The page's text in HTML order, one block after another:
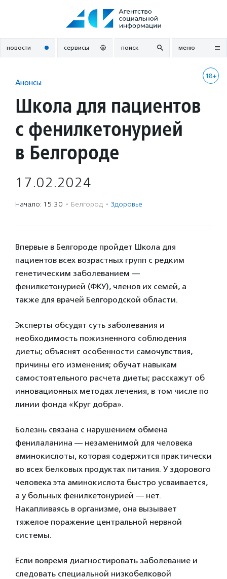
новости сервисы поиск меню
18+
Анонсы
Школа для пациентов
с фенилкетонурией
в Белгороде
17.02.2024
Начало: 15:30 · Белгород · Здоровье
Впервые в Белгороде пройдет Школа для
пациентов всех возрастных групп с редким
генетическим заболеванием —
фенилкетонурией (ФКУ), членов их семей, а
также для врачей Белгородской области.
Эксперты обсудят суть заболевания и
необходимость пожизненного соблюдения
диеты; объяснят особенности самочувствия,
причины его изменения; обучат навыкам
самостоятельного расчета диеты; расскажут об
инновационных методах лечения, в том числе по
линии фонда «Круг добра».
Болезнь связана с нарушением обмена
фенилаланина — незаменимой для человека
аминокислоты, которая содержится практически
во всех белковых продуктах питания. У здорового
человека эта аминокислота быстро усваивается,
а у больных фенилкетонурией — нет.
Накапливаясь в организме, она вызывает
тяжелое поражение центральной нервной
системы.
Если вовремя диагностировать заболевание и
следовать специальной низкобелковой